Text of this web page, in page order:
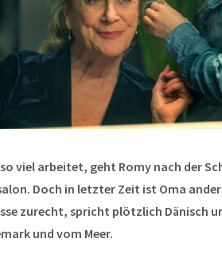
viel arbeitet, geht Romy nach der
Doch in letzter Zeit ist Oma
zurecht, spricht plötzlich Dänisch
und vom Meer.